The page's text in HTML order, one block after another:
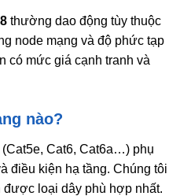
thường dao động tùy thuộc
node mạng và độ phức tạp
có mức giá cạnh tranh và
nào?
Cat6, Cat6a…) phụ
điều kiện hạ tầng. Chúng tôi
được loại dây phù hợp nhất.